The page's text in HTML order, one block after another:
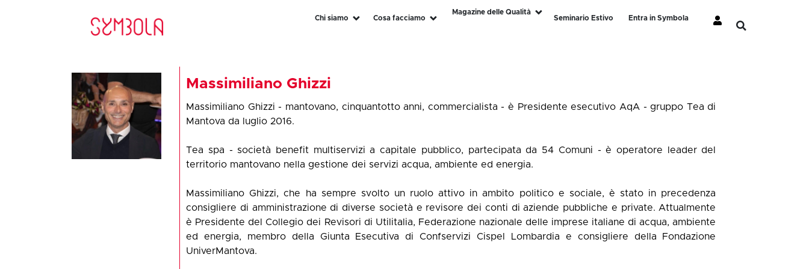
Chi siamo Cosa facciamo
Magazine delle Qualità
Seminario Estivo
Entra in Symbola
Massimiliano Ghizzi
Massimiliano Ghizzi - mantovano, cinquantotto anni, commercialista - è Presidente esecutivo AqA - gruppo Tea di
Mantova da luglio 2016.
Tea spa - società benefit multiservizi a capitale pubblico, partecipata da 54 Comuni - è operatore leader del
territorio mantovano nella gestione dei servizi acqua, ambiente ed energia.
Massimiliano Ghizzi, che ha sempre svolto un ruolo attivo in ambito politico e sociale, è stato in precedenza
consigliere di amministrazione di diverse società e revisore dei conti di aziende pubbliche e private. Attualmente
è Presidente del Collegio dei Revisori di Utilitalia, Federazione nazionale delle imprese italiane di acqua, ambiente
ed energia, membro della Giunta Esecutiva di Confservizi Cispel Lombardia e consigliere della Fondazione
UniverMantova.